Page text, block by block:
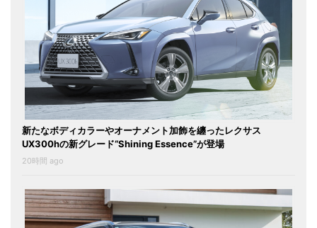
新たなボディカラーやオーナメント加飾を纏ったレクサス
UX300hの新グレード“Shining Essence”が登場
20時間 ago